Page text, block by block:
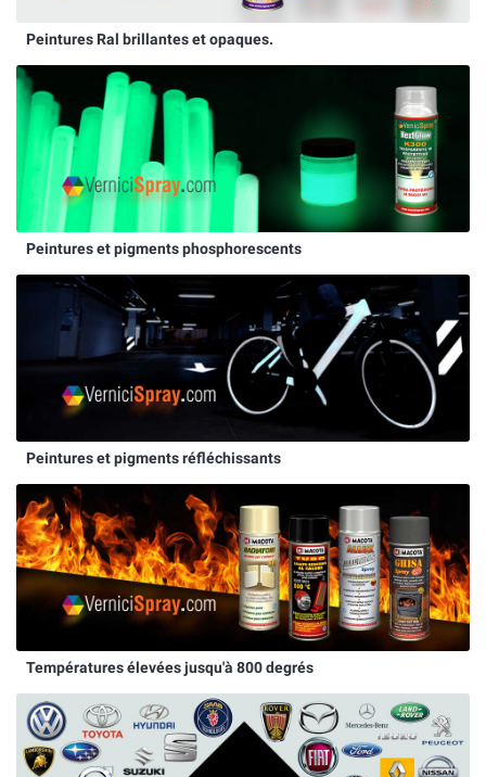
Peintures Ral brillantes et opaques.
Peintures et pigments phosphorescents
Peintures et pigments réfléchissants
Températures élevées jusqu'à 800 degrés